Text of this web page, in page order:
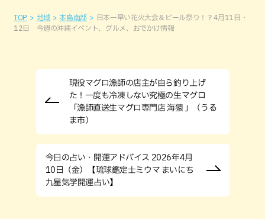
TOP 地域 本島南部
日本一早い花火大会＆ビール祭り！？4月11日・
12日 今週の沖縄イベント、グルメ、おでかけ情報
現役マグロ漁師の店主が自ら釣り上げ
た！一度も冷凍しない究極の生マグロ
「漁師直送生マグロ専門店 海猿 」（うる
ま市）
今日の占い・開運アドバイス 2026年4月
10日（金）【琉球鑑定士ミウマ まいにち
九星気学開運占い】